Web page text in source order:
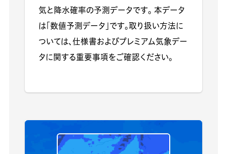
気と降水確率の予測データです。 本データ
は「数値予測データ」です。取り扱い方法に
ついては、仕様書およびプレミアム気象デー
タに関する重要事項をご確認ください。